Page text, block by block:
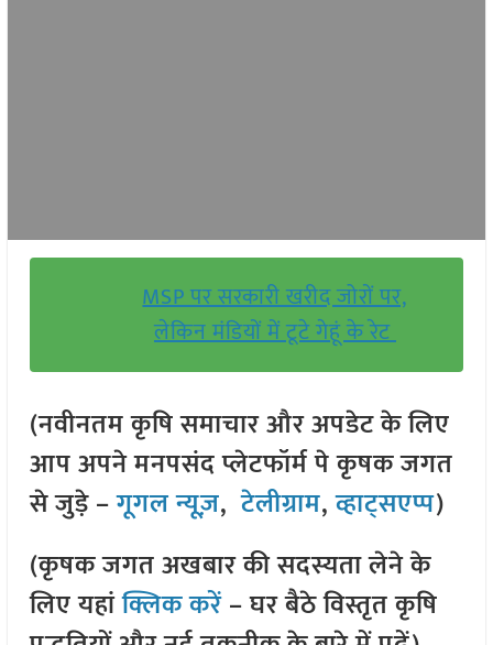
MSP पर सरकारी खरीद जोरों पर,
लेकिन मंडियों में टूटे गेहूं के रेट
(नवीनतम कृषि समाचार और अपडेट के लिए
आप अपने मनपसंद प्लेटफॉर्म पे कृषक जगत
से जुड़े –गूगल न्यूज़,टेलीग्राम,व्हाट्सएप्प)
(कृषक जगत अखबार की सदस्यता लेने के
लिए यहांक्लिक करें– घर बैठे विस्तृत कृषि